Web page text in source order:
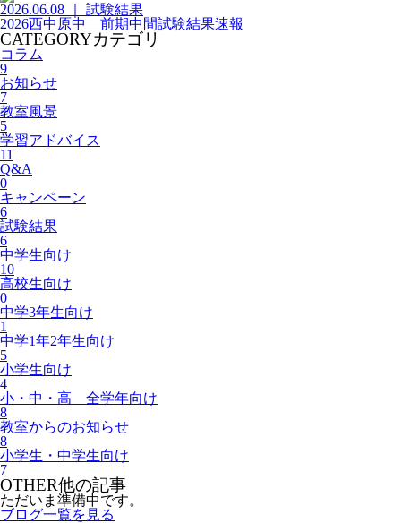
2026.06.08 ｜ 試験結果
2026西中原中 前期中間試験結果速報
CATEGORYカテゴリ
コラム
9
お知らせ
7
教室風景
5
学習アドバイス
11
Q&A
0
キャンペーン
6
試験結果
6
中学生向け
10
高校生向け
0
中学3年生向け
1
中学1年2年生向け
5
小学生向け
4
小・中・高 全学年向け
8
教室からのお知らせ
8
小学生・中学生向け
7
OTHER他の記事
ただいま準備中です。
ブログ一覧を見る